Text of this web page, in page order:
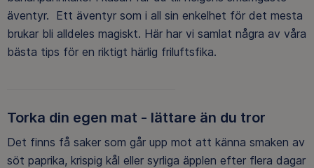
äventyr. Ett äventyr som i all sin enkelhet för det mesta
brukar bli alldeles magiskt. Här har vi samlat några av våra
bästa tips för en riktigt härlig friluftsfika.
Torka din egen mat - lättare än du tror
Det finns få saker som går upp mot att känna smaken av
söt paprika, krispig kål eller syrliga äpplen efter flera dagar